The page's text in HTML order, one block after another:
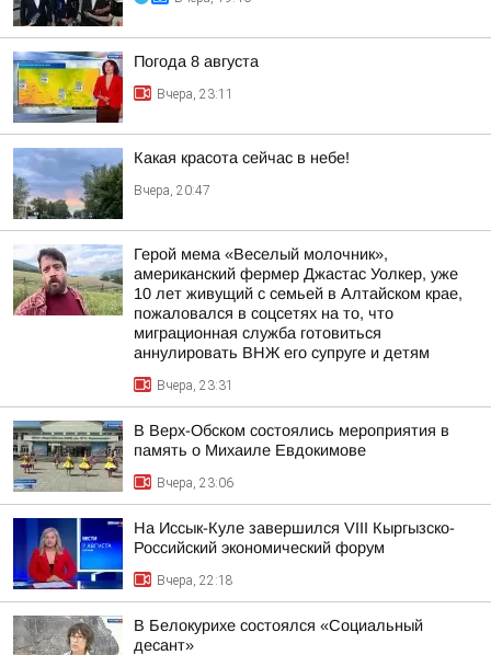
Погода 8 августа
Вчера, 23:11
Какая красота сейчас в небе!
Вчера, 20:47
Герой мема «Веселый молочник»,
американский фермер Джастас Уолкер, уже
10 лет живущий с семьей в Алтайском крае,
пожаловался в соцсетях на то, что
миграционная служба готовиться
аннулировать ВНЖ его супруге и детям
Вчера, 23:31
В Верх-Обском состоялись мероприятия в
память о Михаиле Евдокимове
Вчера, 23:06
На Иссык-Куле завершился VIII Кыргызско-
Российский экономический форум
Вчера, 22:18
В Белокурихе состоялся «Социальный
десант»